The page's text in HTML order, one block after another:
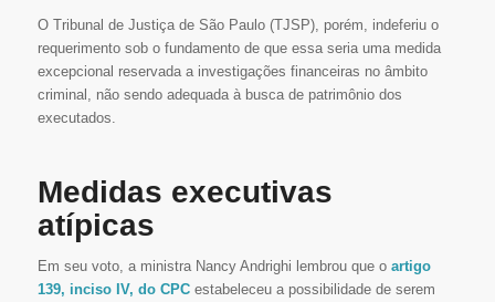
O Tribunal de Justiça de São Paulo (TJSP), porém, indeferiu o
requerimento sob o fundamento de que essa seria uma medida
excepcional reservada a investigações financeiras no âmbito
criminal, não sendo adequada à busca de patrimônio dos
executados.
Medidas executivas
atípicas
Em seu voto, a ministra Nancy Andrighi lembrou que o artigo
139, inciso IV, do CPCestabeleceu a possibilidade de serem